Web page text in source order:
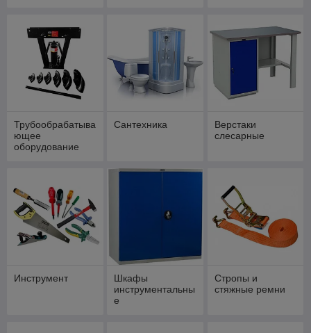
Трубообрабатыва
ющее
оборудование
Сантехника
Верстаки
слесарные
Инструмент
Шкафы
инструментальны
е
Стропы и
стяжные ремни